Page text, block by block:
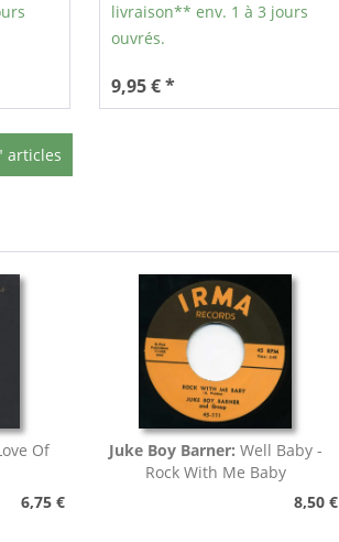
livraison** env. 1 à 3 jours
ouvrés.
9,95 € *
articles
Of
6,75 €
Juke Boy Barner: Well Baby -
Rock With Me Baby
8,50 €